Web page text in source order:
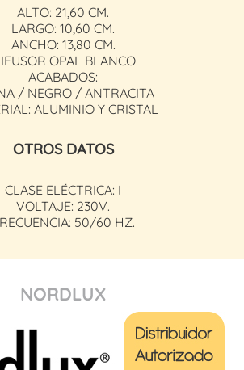
ALTO: 21,60 CM.
LARGO: 10,60 CM.
ANCHO: 13,80 CM.
OPAL BLANCO
ACABADOS:
/ NEGRO / ANTRACITA
ALUMINIO Y CRISTAL
OTROS DATOS
CLASE ELÉCTRICA: I
VOLTAJE: 230V.
50/60 HZ.
NORDLUX